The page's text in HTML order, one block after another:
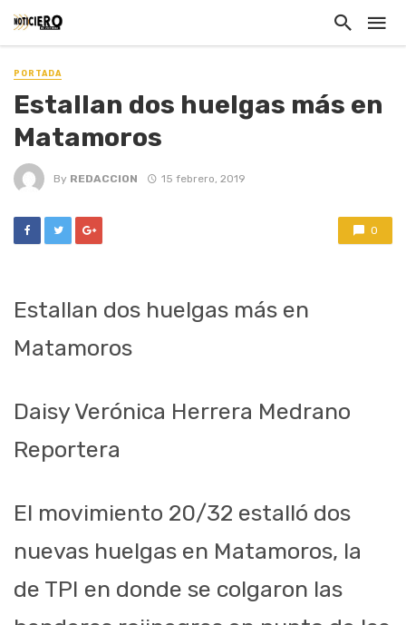
PORTADA
Estallan dos huelgas más en
Matamoros
By REDACCION 15 febrero, 2019
0
Estallan dos huelgas más en
Matamoros
Daisy Verónica Herrera Medrano
Reportera
El movimiento 20/32 estalló dos
nuevas huelgas en Matamoros, la
de TPI en donde se colgaron las